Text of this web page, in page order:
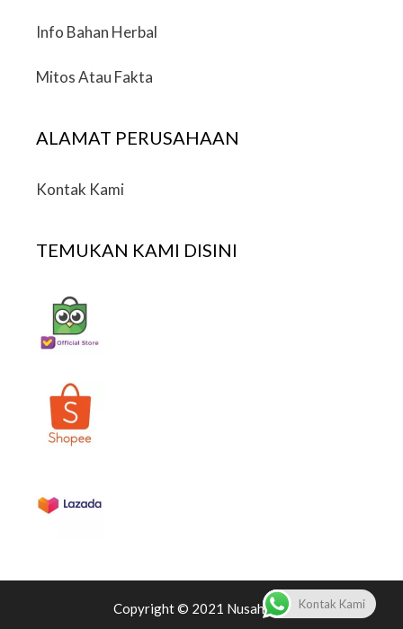
Info Bahan Herbal
Mitos Atau Fakta
ALAMAT PERUSAHAAN
Kontak Kami
TEMUKAN KAMI DISINI
Copyright © 2021 Nusaherbs Kontak Kami